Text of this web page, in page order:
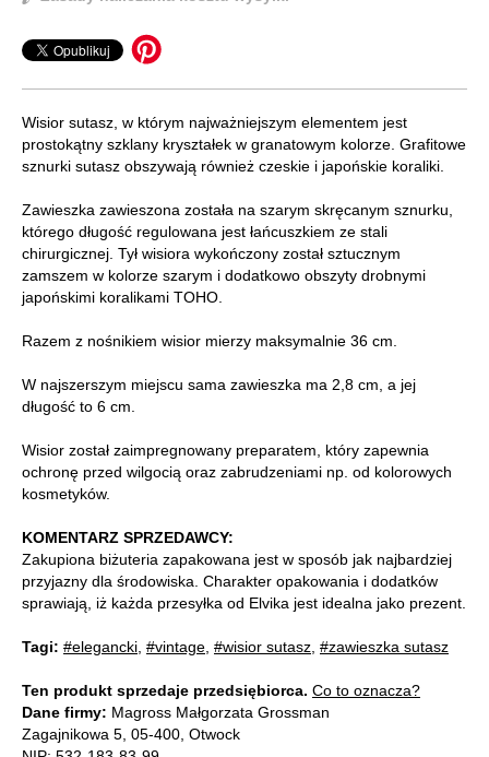
Wisior sutasz, w którym najważniejszym elementem jest
prostokątny szklany kryształek w granatowym kolorze. Grafitowe
sznurki sutasz obszywają również czeskie i japońskie koraliki.
Zawieszka zawieszona została na szarym skręcanym sznurku,
którego długość regulowana jest łańcuszkiem ze stali
chirurgicznej. Tył wisiora wykończony został sztucznym
zamszem w kolorze szarym i dodatkowo obszyty drobnymi
japońskimi koralikami TOHO.
Razem z nośnikiem wisior mierzy maksymalnie 36 cm.
W najszerszym miejscu sama zawieszka ma 2,8 cm, a jej
długość to 6 cm.
Wisior został zaimpregnowany preparatem, który zapewnia
ochronę przed wilgocią oraz zabrudzeniami np. od kolorowych
kosmetyków.
KOMENTARZ SPRZEDAWCY:
Zakupiona biżuteria zapakowana jest w sposób jak najbardziej
przyjazny dla środowiska. Charakter opakowania i dodatków
sprawiają, iż każda przesyłka od Elvika jest idealna jako prezent.
Tagi: #elegancki #vintage #wisior sutasz #zawieszka sutasz
Ten produkt sprzedaje przedsiębiorca. Co to oznacza?
Dane firmy: Magross Małgorzata Grossman
Zagajnikowa 5, 05-400, Otwock